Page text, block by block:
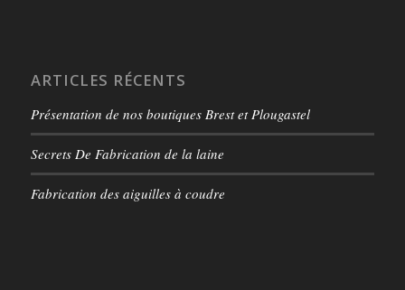
ARTICLES RÉCENTS
Présentation de nos boutiques Brest et Plougastel
Secrets De Fabrication de la laine
Fabrication des aiguilles à coudre